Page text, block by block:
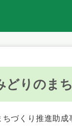
どりのま
づくり推進助成